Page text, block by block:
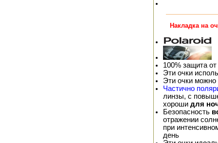
Накладка на
100% защита
Эти очки
Эти очки
Частично
линзы, с
хороши для
Безопасность
отражении
при
день